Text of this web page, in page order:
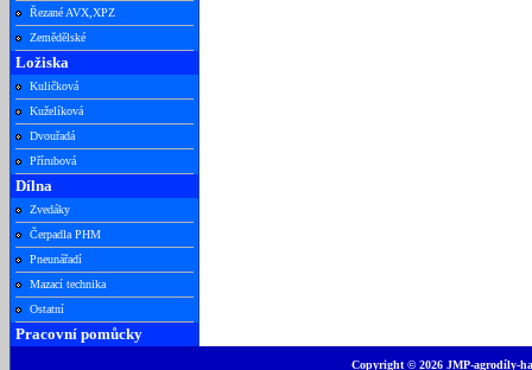
Řezané AVX,XPZ
Zemědělské
Ložiska
Kuličková
Kuželíková
Dvouřadá
Přírubová
Dílna
Zvedáky
Čerpadla PHM
Pneunářadí
Mazací technika
Ostatní
Pracovní pomůcky
Copyright © 2026 JMP-agrodíly-